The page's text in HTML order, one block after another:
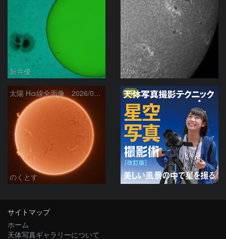
新井優 Maki
太陽 Hα線全面像 2026/08/06
のくとす
PR
サイトマップ
ホーム
天体写真ギャラリーについて